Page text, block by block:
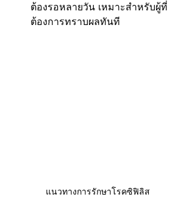
ต้องรอหลายวัน เหมาะสำหรับผู้ที่
ต้องการทราบผลทันที
แนวทางการรักษาโรคซิฟิลิส